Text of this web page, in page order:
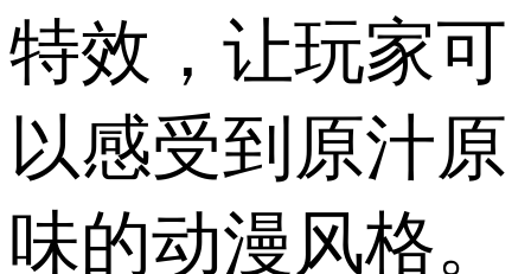
特效，让玩家可
以感受到原汁原
味的动漫风格。